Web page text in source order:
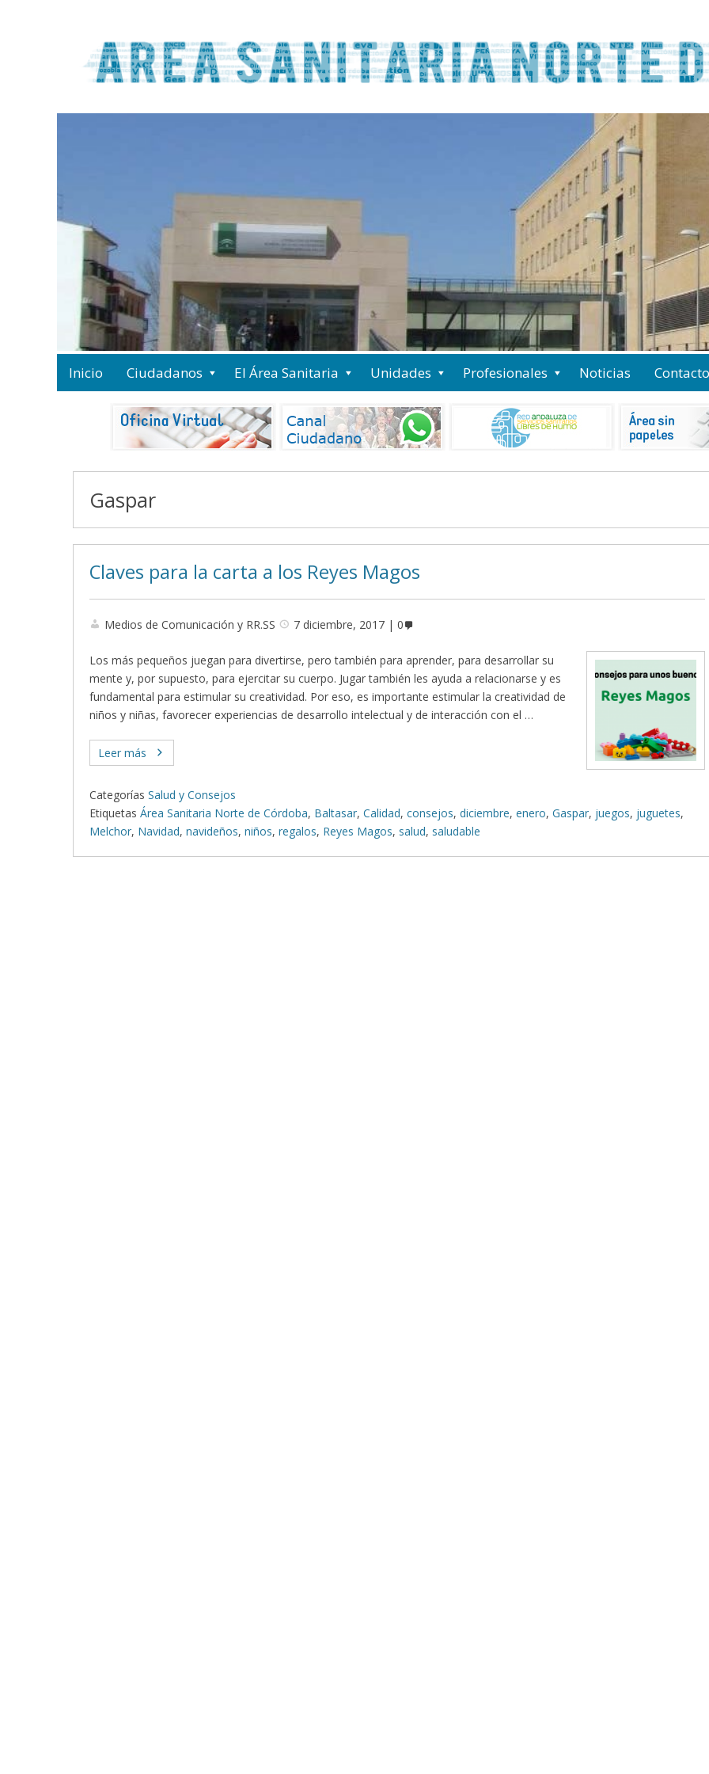
Inicio Ciudadanos El Área Sanitaria Unidades Profesionales Noticias Contacto
Gaspar
Claves para la carta a los Reyes Magos
Medios de Comunicación y RR.SS 7 diciembre, 2017 0
Los más pequeños juegan para divertirse, pero también para aprender, para desarrollar su
mente y, por supuesto, para ejercitar su cuerpo. Jugar también les ayuda a relacionarse y es
fundamental para estimular su creatividad. Por eso, es importante estimular la creatividad de
niños y niñas, favorecer experiencias de desarrollo intelectual y de interacción con el …
Leer más
Categorías Salud y Consejos
Etiquetas Área Sanitaria Norte de Córdoba, Baltasar, Calidad, consejos, diciembre, enero, Gaspar, juegos, juguetes,
Melchor, Navidad, navideños, niños, regalos, Reyes Magos, salud, saludable